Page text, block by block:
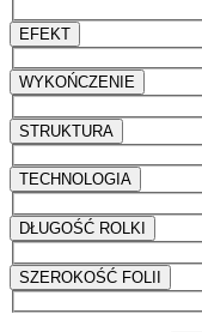
EFEKT
WYKOŃCZENIE
STRUKTURA
TECHNOLOGIA
DŁUGOŚĆ ROLKI
SZEROKOŚĆ FOLII